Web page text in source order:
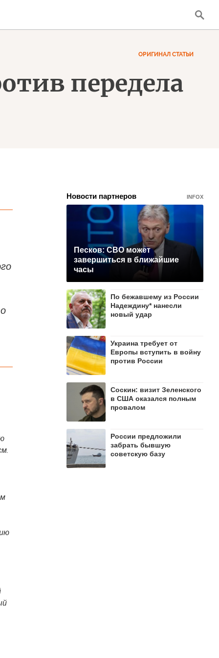
ОРИГИНАЛ СТАТЬИ
передела
Новости партнеров INFOX
Песков: СВО может
завершиться в ближайшие
часы
По бежавшему из России
Надеждину* нанесли
новый удар
Украина требует от
Европы вступить в войну
против России
Соскин: визит Зеленского
в США оказался полным
провалом
России предложили
забрать бывшую
советскую базу